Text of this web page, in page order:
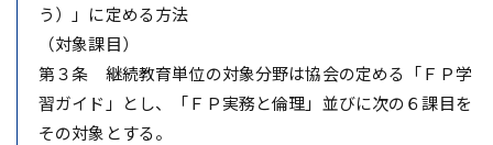
う）」に定める方法
（対象課目）
第３条 継続教育単位の対象分野は協会の定める「ＦＰ学
習ガイド」とし、「ＦＰ実務と倫理」並びに次の６課目を
その対象とする。